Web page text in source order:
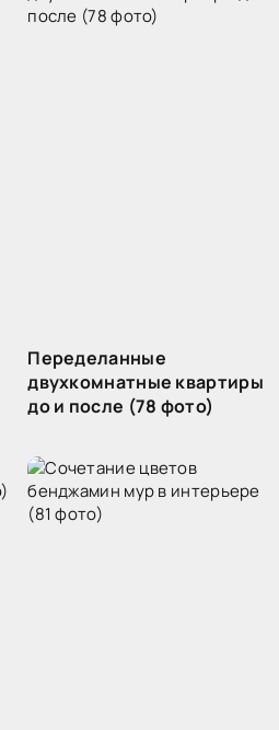
Переделанные
двухкомнатные квартиры
до и после (78 фото)